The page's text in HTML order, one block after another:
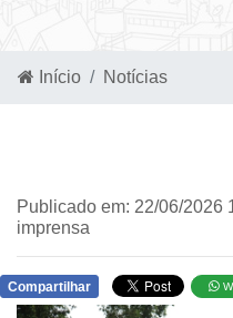
Início Notícias
Publicado em: 22/06/2026
imprensa
Compartilhar